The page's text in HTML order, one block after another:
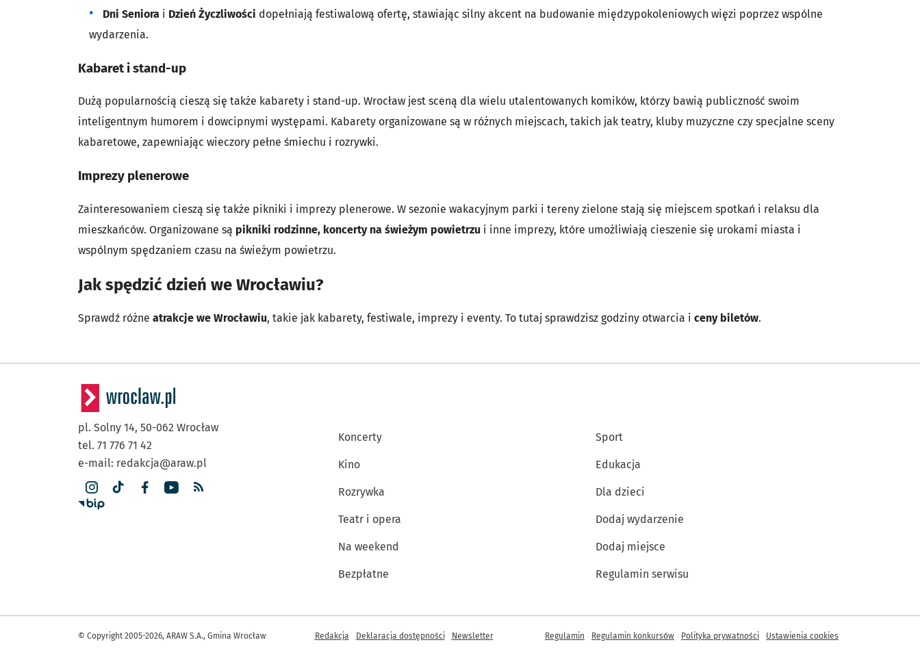
Dni Seniora i Dzień Życzliwości dopełniają festiwalową ofertę, stawiając silny akcent na budowanie międzypokoleniowych więzi poprzez wspólne
wydarzenia.
Kabaret i stand-up
Dużą popularnością cieszą się także kabarety i stand-up. Wrocław jest sceną dla wielu utalentowanych komików, którzy bawią publiczność swoim
inteligentnym humorem i dowcipnymi występami. Kabarety organizowane są w różnych miejscach, takich jak teatry, kluby muzyczne czy specjalne sceny
kabaretowe, zapewniając wieczory pełne śmiechu i rozrywki.
Imprezy plenerowe
Zainteresowaniem cieszą się także pikniki i imprezy plenerowe. W sezonie wakacyjnym parki i tereny zielone stają się miejscem spotkań i relaksu dla
mieszkańców. Organizowane są pikniki rodzinne, koncerty na świeżym powietrzu i inne imprezy, które umożliwiają cieszenie się urokami miasta i
wspólnym spędzaniem czasu na świeżym powietrzu.
Jak spędzić dzień we Wrocławiu?
Sprawdź różne atrakcje we Wrocławiu, takie jak kabarety, festiwale, imprezy i eventy. To tutaj sprawdzisz godziny otwarcia i ceny biletów.
pl. Solny 14, 50-062 Wrocław
tel. 71 776 71 42
e-mail: redakcja@araw.pl
Koncerty
Kino
Rozrywka
Teatr i opera
Na weekend
Bezpłatne
Sport
Edukacja
Dla dzieci
Dodaj wydarzenie
Dodaj miejsce
Regulamin serwisu
© Copyright 2005-2026, ARAW S.A., Gmina Wrocław Inne informacje
Redakcja Deklaracja dostępności Newsletter Regulamin Regulamin konkursów Polityka prywatności Ustawienia cookies